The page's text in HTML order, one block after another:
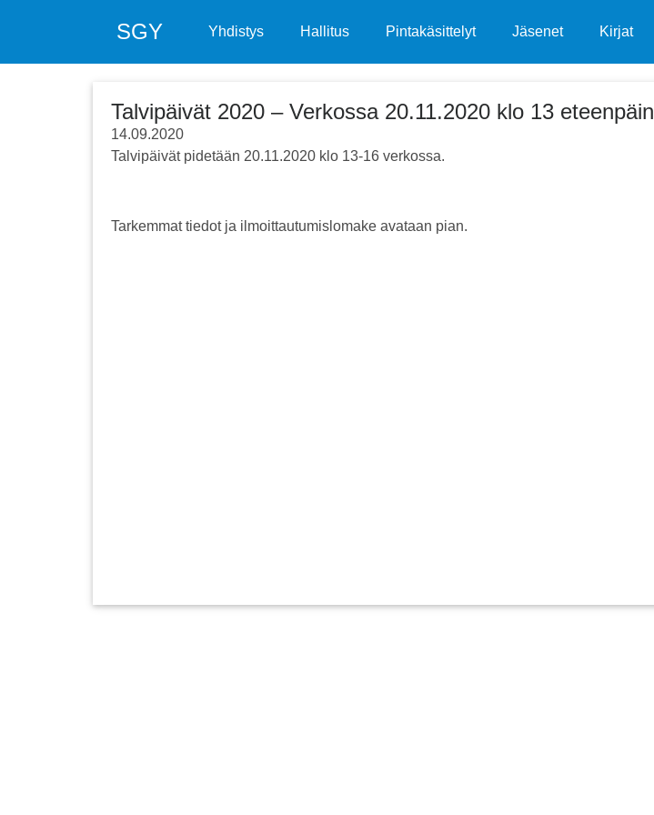
SGY Yhdistys Hallitus Pintakäsittelyt Jäsenet Kirjat
Talvipäivät 2020 – Verkossa 20.11.2020 klo 13 eteenpäin
14.09.2020
Talvipäivät pidetään 20.11.2020 klo 13-16 verkossa.
Tarkemmat tiedot ja ilmoittautumislomake avataan pian.